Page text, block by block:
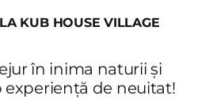
KUB HOUSE VILLAGE
în inima naturii și
experiență de neuitat!